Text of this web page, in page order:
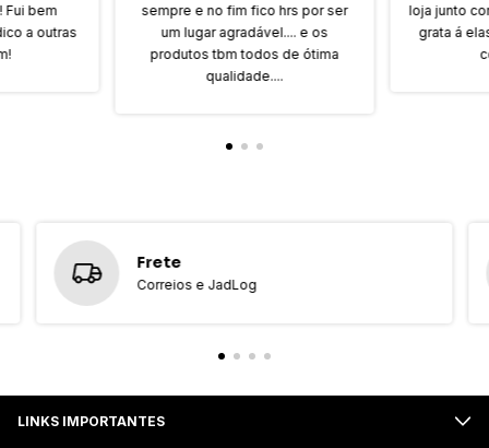
Fui bem
a outras
sempre e no fim fico hrs por ser
um lugar agradável.... e os
produtos tbm todos de ótima
qualidade....
loja junto
grata á
Frete
Correios e JadLog
LINKS IMPORTANTES